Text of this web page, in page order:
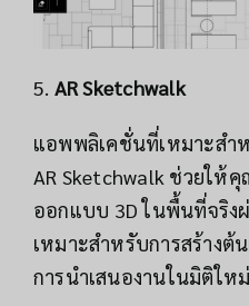
5. AR Sketchwalk
แอพพลิเคชั่นที่เหมาะส
AR Sketchwalk ช่วยให้
ออกแบบ 3D ในพื้นที่จริงผ่
เหมาะสำหรับการสร้าง
การนำเสนองานในมิติใหม่